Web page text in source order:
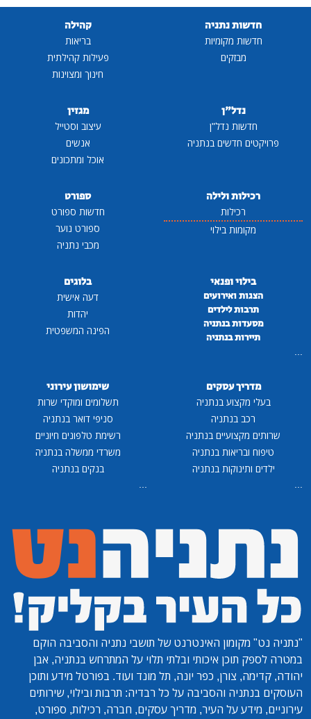
חדשות נתניה
חדשות מקומיות
מבזקים
קהילה
בריאות
פעילות קהילתית
חינוך ומצוינות
נדל"ן
חדשות נדל"ן
פרויקטים חדשים בנתניה
מגזין
עיצוב וסטייל
אנשים
אוכל ומתכונים
רכילות ולילה
רכילות
מקומות בילוי
ספורט
חדשות ספורט
ספורט נוער
מכבי נתניה
בילוי ופנאי
הצגות ואירועים
תרבות לילדים
מסעדות בנתניה
תיירות בנתניה
...
בלוגים
דעה אישית
יהדות
הפינה המשפטית
מדריך עסקים
בעלי מקצוע בנתניה
רכב בנתניה
שרותים מקצועיים בנתניה
טיפוח ובריאות בנתניה
ילדים ותינוקות בנתניה
...
שימושון עירוני
תשלומים ומוקדי שרות
סניפי דואר בנתניה
רשימת טלפונים חיוניים
משרדי ממשלה בנתניה
בנקים בנתניה
...
"נתניה נט" מקומון האינטרנט של תושבי נתניה והסביבה הוקם
במטרה לספק תוכן איכותי ובלתי תלוי על המתרחש בנתניה, אבן
יהודה, קדימה, צורן, כפר יונה, תל מונד ועוד. בפורטל מידע ותוכן
העוסקים בנתניה והסביבה על כל רבדיה: תרבות ובילוי, שירותים
עירוניים, מידע על העיר, מדריך עסקים, חברה, רכילות, ספורט,